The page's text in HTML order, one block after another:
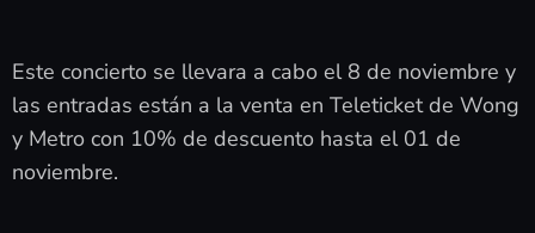
Este concierto se llevara a cabo el 8 de noviembre y
las entradas están a la venta en Teleticket de Wong
y Metro con 10% de descuento hasta el 01 de
noviembre.